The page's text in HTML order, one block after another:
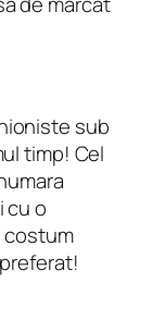
sub
timp! Cel
cu o
costum